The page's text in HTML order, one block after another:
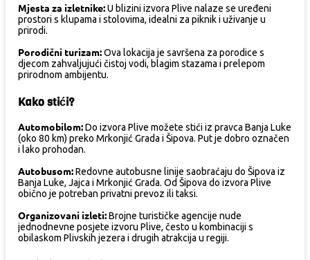
Mjesta za izletnike:U blizini izvora Plive nalaze se uređeni
prostori s klupama i stolovima, idealni za piknik i uživanje u
prirodi.
Porodični turizam:Ova lokacija je savršena za porodice s
djecom zahvaljujući čistoj vodi, blagim stazama i prelepom
prirodnom ambijentu.
Kako stići?
Automobilom:Do izvora Plive možete stići iz pravca Banja Luke
(oko 80 km) preko Mrkonjić Grada i Šipova. Put je dobro označen
i lako prohodan.
Autobusom:Redovne autobusne linije saobraćaju do Šipova iz
Banja Luke, Jajca i Mrkonjić Grada. Od Šipova do izvora Plive
obično je potreban privatni prevoz ili taksi.
Organizovani izleti:Brojne turističke agencije nude
jednodnevne posjete izvoru Plive, često u kombinaciji s
obilaskom Plivskih jezera i drugih atrakcija u regiji.